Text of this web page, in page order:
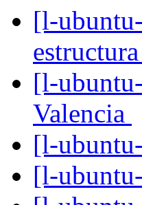
[l-
[l-
Valencia
[l-
[l-